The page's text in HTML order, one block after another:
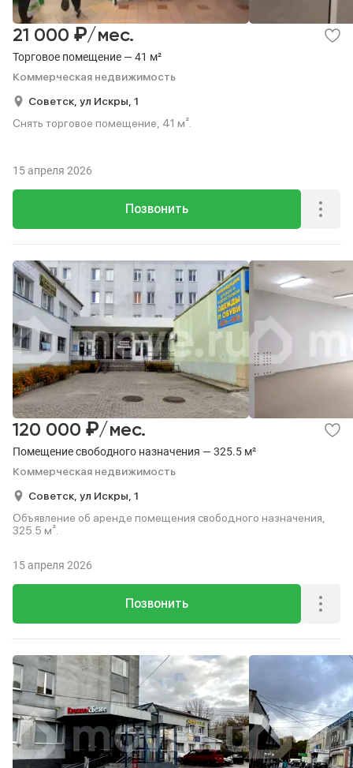
Торговое помещение — 41 м²
Коммерческая недвижимость
21 000 ₽/мес.
Советск, ул Искры, 1
Снять торговое помещение, 41 м².
Позвонить
15 апреля 2026
Помещение свободного назначения — 325.5 м²
Коммерческая недвижимость
120 000 ₽/мес.
Советск, ул Искры, 1
Объявление об аренде помещения свободного назначения,
325.5 м².
Позвонить
15 апреля 2026